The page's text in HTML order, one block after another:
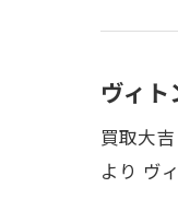
ヴィト
買取大
より ヴ